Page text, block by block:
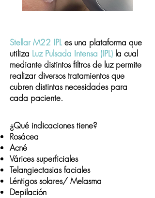
Stellar M22 IPL es una plataforma que
utiliza Luz Pulsada Intensa (IPL) la cual
mediante distintos filtros de luz permite
realizar diversos tratamientos que
cubren distintas necesidades para
cada paciente.
¿Qué indicaciones tiene?
Rosácea
Acné
Várices superficiales
Telangiectasias faciales
Léntigos solares/ Melasma
Depilación